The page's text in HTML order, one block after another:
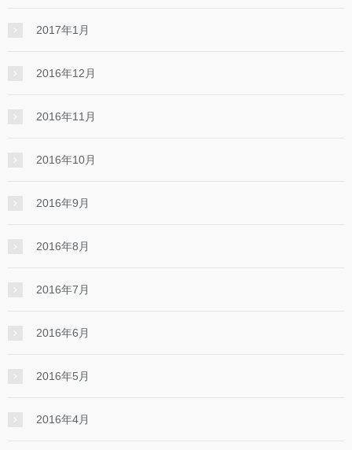
2017年1月
2016年12月
2016年11月
2016年10月
2016年9月
2016年8月
2016年7月
2016年6月
2016年5月
2016年4月